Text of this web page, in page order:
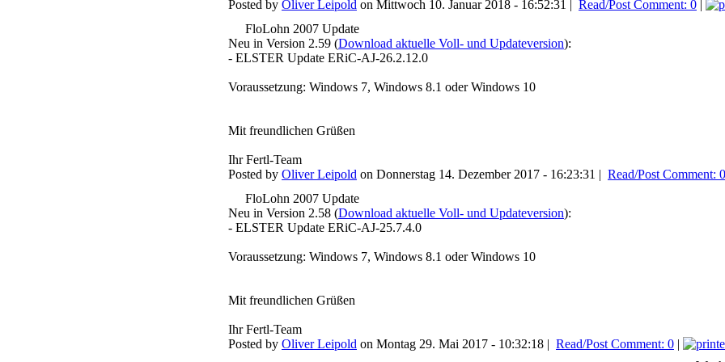
Posted by Oliver Leipold on Mittwoch 10. Januar 2018 - 16:52:31 | Read/Post Comment: 0
FloLohn 2007 Update
Neu in Version 2.59 (Download aktuelle Voll- und Updateversion):
- ELSTER Update ERiC-AJ-26.2.12.0
Voraussetzung: Windows 7, Windows 8.1 oder Windows 10
Mit freundlichen Grüßen
Ihr Fertl-Team
Posted by Oliver Leipold on Donnerstag 14. Dezember 2017 - 16:23:31 | Read/Post Comment: 0
FloLohn 2007 Update
Neu in Version 2.58 (Download aktuelle Voll- und Updateversion):
- ELSTER Update ERiC-AJ-25.7.4.0
Voraussetzung: Windows 7, Windows 8.1 oder Windows 10
Mit freundlichen Grüßen
Ihr Fertl-Team
Posted by Oliver Leipold on Montag 29. Mai 2017 - 10:32:18 | Read/Post Comment: 0 |